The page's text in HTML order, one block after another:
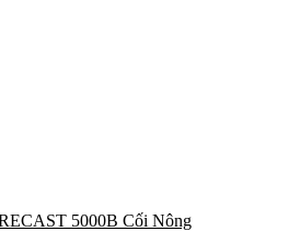
5000B Cối Nông